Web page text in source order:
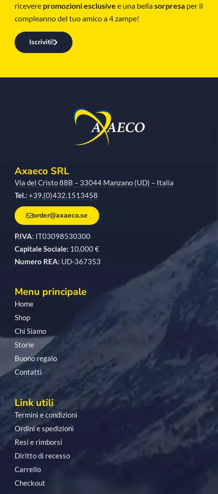
ricevere promozioni esclusive e una bellasorpresa per il
compleanno del tuo amico a 4 zampe!
Iscriviti!
Axaeco SRL
Via del Cristo 88B – 33044 Manzano (UD) – Italia
Tel.: +39.(0)432.1513458
order@axaeco.se
P.IVA: IT03098530300
Capitale Sociale: 10,000 €
Numero REA: UD-367353
Menu principale
Home
Shop
Chi Siamo
Storie
Buono regalo
Contatti
Link utili
Termini e condizioni
Ordini e spedizioni
Resi e rimborsi
Diritto di recesso
Carrello
Checkout